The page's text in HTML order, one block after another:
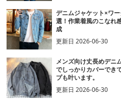
デニムジャケット×ワ
選！作業着風のこなれ
成
更新日2026-06-30
メンズ向け丈長めデニ
でしっかりカバーでき
プも叶います。
更新日2026-06-30